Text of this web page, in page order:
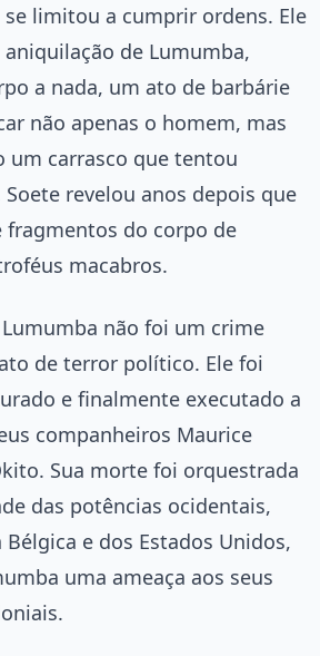
se limitou a cumprir ordens. Ele
de Lumumba,
a nada, um ato de barbárie
não apenas o homem, mas
um carrasco que tentou
revelou anos depois que
fragmentos do corpo de
macabros.
não foi um crime
de terror político. Ele foi
e finalmente executado a
companheiros Maurice
Sua morte foi orquestrada
das potências ocidentais,
e dos Estados Unidos,
uma ameaça aos seus